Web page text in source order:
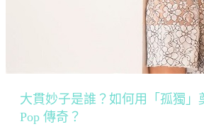
大貫妙子是誰？如何用「孤獨」
Pop 傳奇？